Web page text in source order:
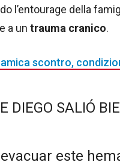
l’entourage della
a un trauma cranico.
scontro,
DIEGO SALIÓ
este